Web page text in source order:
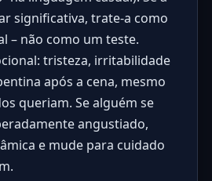
significativa, trate-a como
– não como um teste.
tristeza, irritabilidade
após a cena, mesmo
queriam. Se alguém se
angustiado,
e mude para cuidado